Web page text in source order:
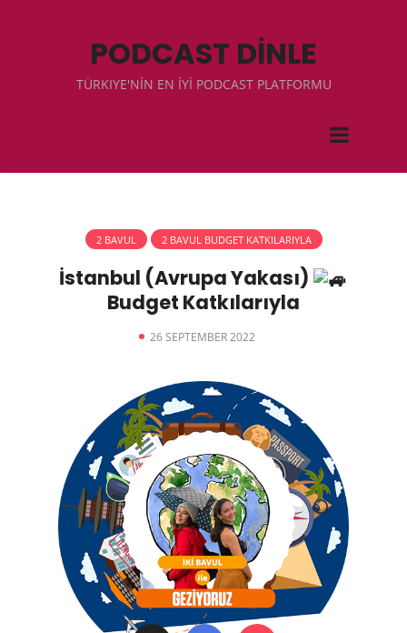
PODCAST DİNLE
TÜRKIYE'NİN EN İYİ PODCAST PLATFORMU
2 BAVUL 2 BAVUL BUDGET KATKILARIYLA
İstanbul (Avrupa Yakası)
Budget Katkılarıyla
26 SEPTEMBER 2022